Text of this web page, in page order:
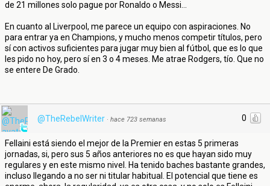
de 21 millones solo pague por Ronaldo o Messi...
En cuanto al Liverpool, me parece un equipo con aspiraciones. No
para entrar ya en Champions, y mucho menos competir títulos, pero
sí con activos suficientes para jugar muy bien al fútbol, que es lo que
les pido no hoy, pero sí en 3 o 4 meses. Me atrae Rodgers, tío. Que no
se entere De Grado.
0
@TheRebelWriter · hace 723 semanas
Fellaini está siendo el mejor de la Premier en estas 5 primeras
jornadas, si, pero sus 5 años anteriores no es que hayan sido muy
regulares y en este mismo nivel. Ha tenido baches bastante grandes,
incluso llegando a no ser ni titular habitual. El potencial que tiene es